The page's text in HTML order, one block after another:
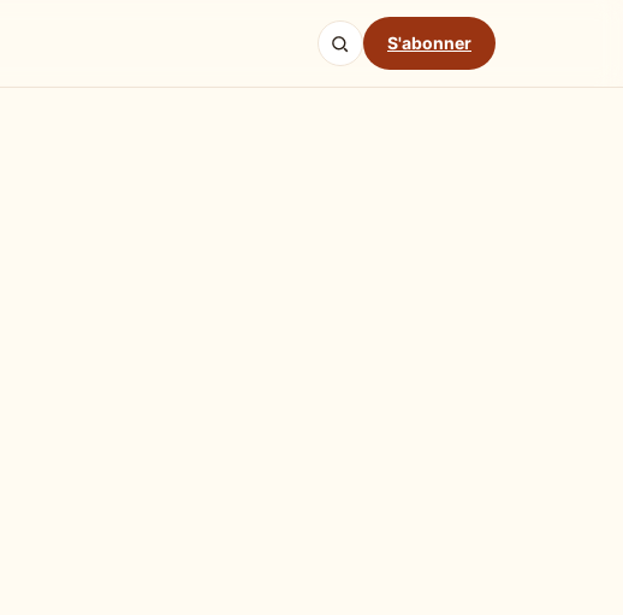
S'abonner